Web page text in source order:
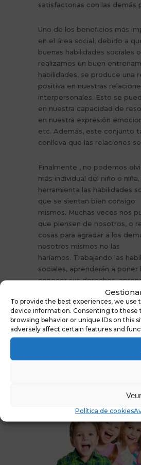
To provide the best experiences, we
device information. Consenting to these
browsing behavior or unique IDs on this
adversely affect certain features and
Política de cookies
satisfactorias con las demás
Uno de los beneficios más
en el área social, debido a
buenas habilidades sociales
realizamos un buen
habilidades, se produce una
positiva en nuestras
interpersonales. Esto se
en nuestra capacidad de
en nuestra expresión
etc. Además, este conjunto
conlleva que las relaciones
Finalmente , no podemos
más individual del niño o
herramienta las habilidades
que se sientan bien consigo
mismos. Muchas veces nos
que piensen de nosotros, o
cosas para agradar a los
nosotros mismos no las
haríamos. Trabajando las
sociales, aprenderán a poner
conocer sus derechos,
no y poder respetarse a uno
mismo. Además, dominarlas
ansiedad ante situaciones
o nuevas, facilitando la
problemas, la comunicación